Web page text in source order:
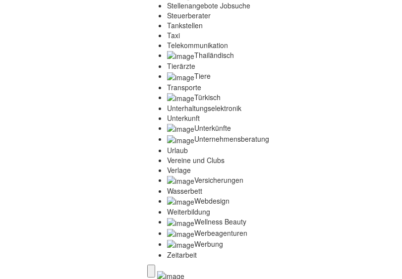
Stellenangebote Jobsuche
Steuerberater
Tankstellen
Taxi
Telekommunikation
Thailändisch
Tierärzte
Tiere
Transporte
Türkisch
Unterhaltungselektronik
Unterkunft
Unterkünfte
Unternehmensberatung
Urlaub
Vereine und Clubs
Verlage
Versicherungen
Wasserbett
Webdesign
Weiterbildung
Wellness Beauty
Werbeagenturen
Werbung
Zeitarbeit